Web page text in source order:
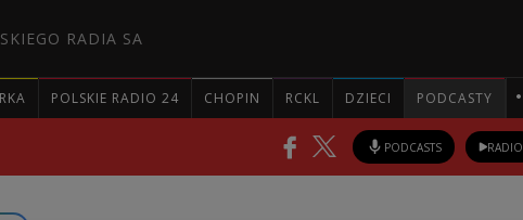
RADIA SA
POLSKIE RADIO 24 CHOPIN RCKL DZIECI PODCASTY
PODCASTS RADIO